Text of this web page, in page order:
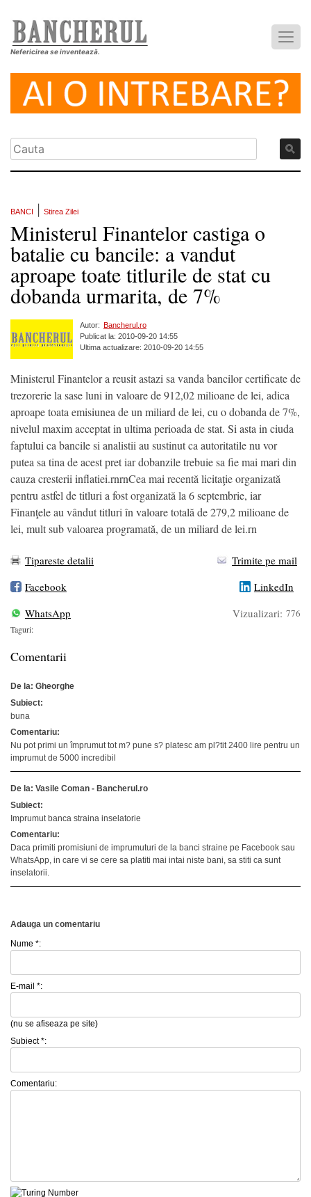
Nefericirea se inventează.
BANCI Stirea Zilei
Ministerul Finantelor castiga o
batalie cu bancile: a vandut
aproape toate titlurile de stat cu
dobanda urmarita, de 7%
Autor: Bancherul.ro
Publicat la: 2010-09-20 14:55
Ultima actualizare: 2010-09-20 14:55
Ministerul Finantelor a reusit astazi sa vanda bancilor certificate de
trezorerie la sase luni in valoare de 912,02 milioane de lei, adica
aproape toata emisiunea de un miliard de lei, cu o dobanda de 7%,
nivelul maxim acceptat in ultima perioada de stat. Si asta in ciuda
faptului ca bancile si analistii au sustinut ca autoritatile nu vor
putea sa tina de acest pret iar dobanzile trebuie sa fie mai mari din
cauza cresterii inflatiei.rnrnCea mai recentă licitaţie organizată
pentru astfel de titluri a fost organizată la 6 septembrie, iar
Finanţele au vândut titluri în valoare totală de 279,2 milioane de
lei, mult sub valoarea programată, de un miliard de lei.rn
Tipareste detalii
Trimite pe mail
Facebook
LinkedIn
WhatsApp
Vizualizari: 776
Taguri:
Comentarii
De la: Gheorghe
Subiect:
buna
Comentariu:
Nu pot primi un împrumut tot m? pune s? platesc am pl?tit 2400 lire pentru un
imprumut de 5000 incredibil
De la: Vasile Coman - Bancherul.ro
Subiect:
Imprumut banca straina inselatorie
Comentariu:
Daca primiti promisiuni de imprumuturi de la banci straine pe Facebook sau
WhatsApp, in care vi se cere sa platiti mai intai niste bani, sa stiti ca sunt
inselatorii.
Adauga un comentariu
Nume *:
E-mail *:
(nu se afiseaza pe site)
Subiect *:
Comentariu: